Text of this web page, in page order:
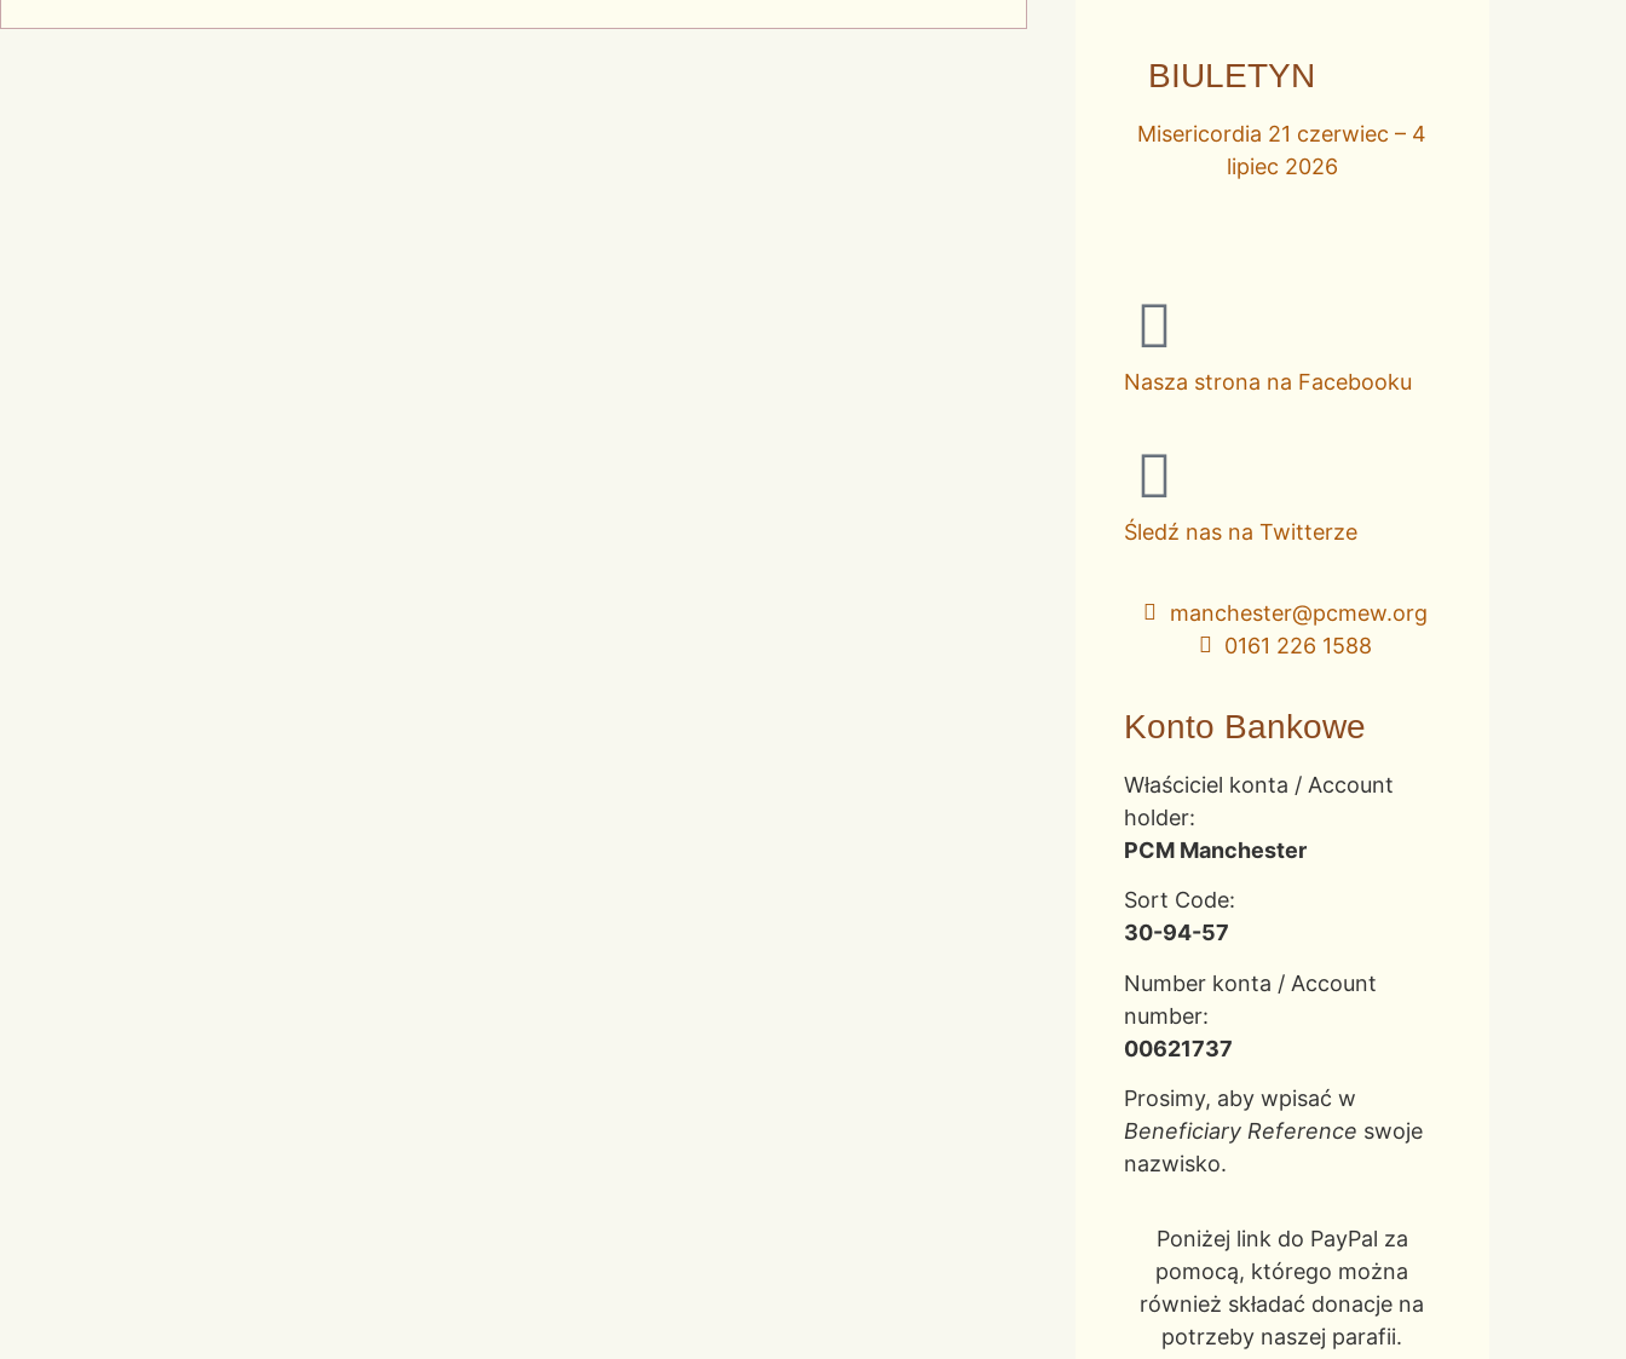
BIULETYN
Misericordia 21 czerwiec – 4
lipiec 2026
Nasza strona na Facebooku
Śledź nas na Twitterze
manchester@pcmew.org
0161 226 1588
Konto Bankowe
Właściciel konta / Account
holder:
PCM Manchester
Sort Code:
30-94-57
Number konta / Account
number:
00621737
Prosimy, aby wpisać w
Beneficiary Reference swoje
nazwisko.
Poniżej link do PayPal za
pomocą, którego można
również składać donacje na
potrzeby naszej parafii.